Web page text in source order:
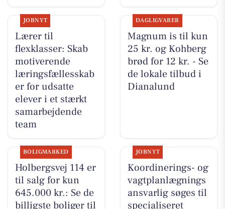
JOBNYT
Lærer til
flexklasser: Skab
motiverende
læringsfællesskab
er for udsatte
elever i et stærkt
samarbejdende
team
DAGLIGVARER
Magnum is til kun
25 kr. og Kohberg
brød for 12 kr. - Se
de lokale tilbud i
Dianalund
BOLIGMARKED
Holbergsvej 114 er
til salg for kun
645.000 kr.: Se de
billigste boliger til
JOBNYT
Koordinerings- og
vagtplanlægnings
ansvarlig søges til
specialiseret